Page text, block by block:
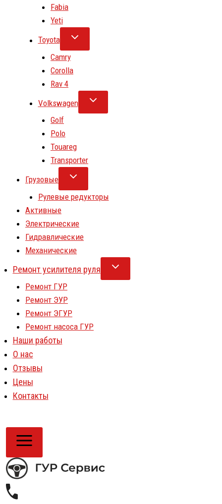
Fabia
Yeti
Toyota
Camry
Corolla
Rav 4
Volkswagen
Golf
Polo
Touareg
Transporter
Грузовые
Рулевые редукторы
Активные
Электрические
Гидравлические
Механические
Ремонт усилителя руля
Ремонт ГУР
Ремонт ЭУР
Ремонт ЭГУР
Ремонт насоса ГУР
Наши работы
О нас
Отзывы
Цены
Контакты